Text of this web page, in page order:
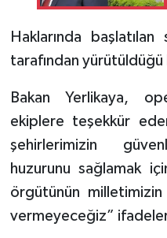
Haklarında başlatılan
tarafından
Bakan Yerlikaya,
ekiplere teşekkür
şehirlerimizin
huzurunu sağlamak
örgütünün milletimizin
vermeyeceğiz”